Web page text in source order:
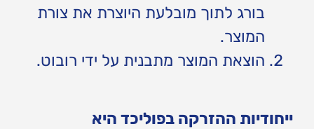
בורג לתוך מובלעת היוצרת את צורת
המוצר.
הוצאת המוצר מתבנית על ידי רובוט.
ייחודיות ההזרקה בפוליכד היא